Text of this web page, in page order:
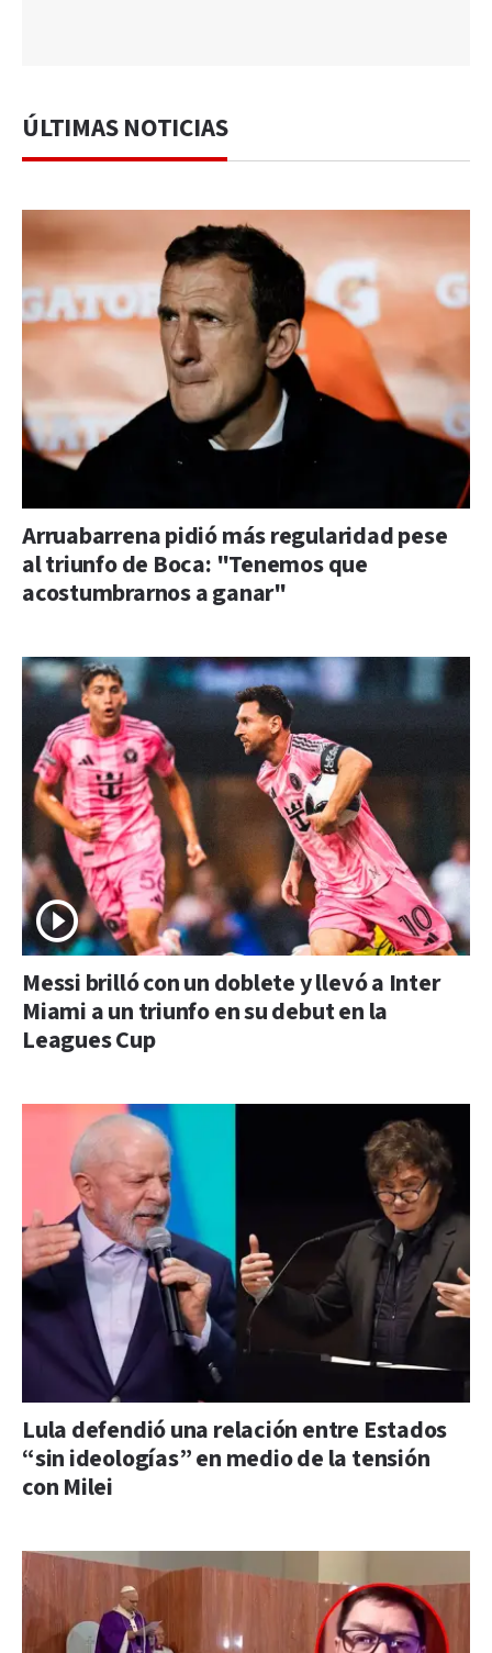
ÚLTIMAS NOTICIAS
Arruabarrena pidió más regularidad pese
al triunfo de Boca: "Tenemos que
acostumbrarnos a ganar"
Messi brilló con un doblete y llevó a Inter
Miami a un triunfo en su debut en la
Leagues Cup
Lula defendió una relación entre Estados
“sin ideologías” en medio de la tensión
con Milei